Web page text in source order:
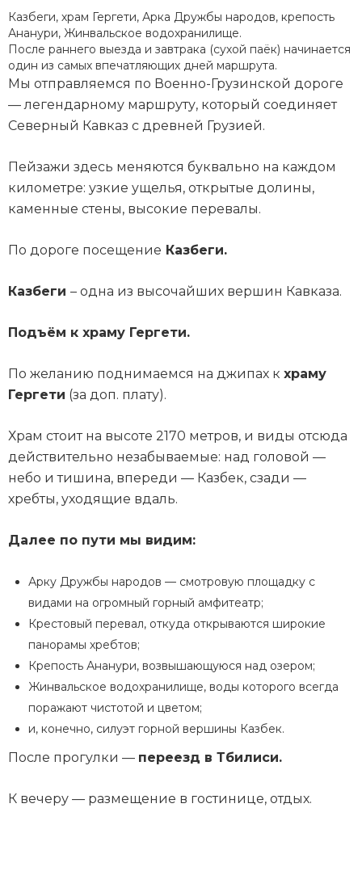
Казбеги, храм Гергети, Арка Дружбы народов, крепость
Ананури, Жинвальское водохранилище.
После раннего выезда и завтрака (сухой паёк) начинается
один из самых впечатляющих дней маршрута.
Мы отправляемся по Военно-Грузинской дороге
— легендарному маршруту, который соединяет
Северный Кавказ с древней Грузией.
Пейзажи здесь меняются буквально на каждом
километре: узкие ущелья, открытые долины,
каменные стены, высокие перевалы.
По дороге посещение Казбеги.
Казбеги – одна из высочайших вершин Кавказа.
Подъём к храму Гергети.
По желанию поднимаемся на джипах к храму
Гергети (за доп. плату).
Храм стоит на высоте 2170 метров, и виды отсюда
действительно незабываемые: над головой —
небо и тишина, впереди — Казбек, сзади —
хребты, уходящие вдаль.
Далее по пути мы видим:
Арку Дружбы народов — смотровую площадку с
видами на огромный горный амфитеатр;
Крестовый перевал, откуда открываются широкие
панорамы хребтов;
Крепость Ананури, возвышающуюся над озером;
Жинвальское водохранилище, воды которого всегда
поражают чистотой и цветом;
и, конечно, силуэт горной вершины Казбек.
После прогулки — переезд в Тбилиси.
К вечеру — размещение в гостинице, отдых.